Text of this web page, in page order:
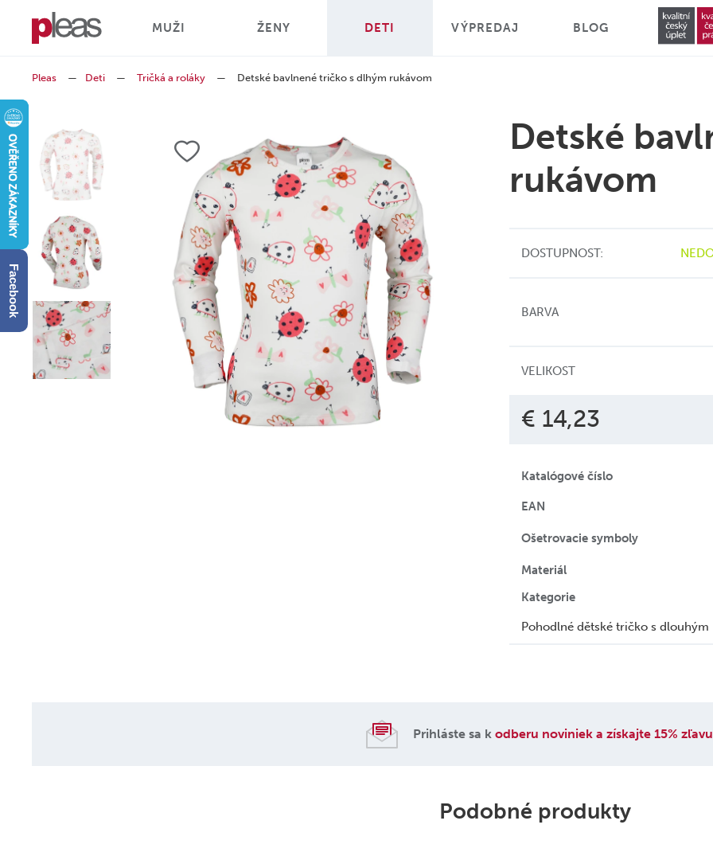
MUŽI ŽENY DETI VÝPREDAJ BLOG
Pleas — Deti — Tričká a roláky — Detské bavlnené tričko s dlhým rukávom
Detské
rukávom
DOSTUPNOST:
BARVA
VELIKOST
€ 14,23
Katalógové číslo
EAN
Ošetrovacie symboly
Materiál
Kategorie
Pohodlné dětské tričko s
Prihláste sa k odberu noviniek a získajte 15% zľavu
Podobné produkty
Facebook